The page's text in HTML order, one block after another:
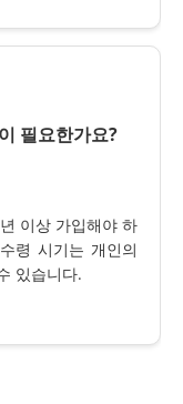
필요한가요?
이상 가입해야 하
령 시기는 개인의
있습니다.